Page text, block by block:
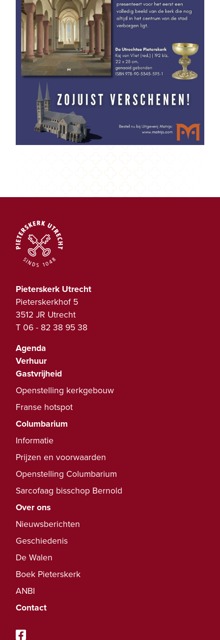
Pieterskerk Utrecht
Pieterskerkhof 5
3512 JR Utrecht
T 06 - 82 38 95 38
Agenda
Verhuur
Gastvrijheid
Openstelling kerkgebouw
Franse hotspot
Columbarium
Informatie
Prijzen en voorwaarden
Openstelling Columbarium
Sarcofaag bisschop Bernold
Over ons
Nieuwsberichten
Geschiedenis
De Walen
Boek Pieterskerk
ANBI
Contact